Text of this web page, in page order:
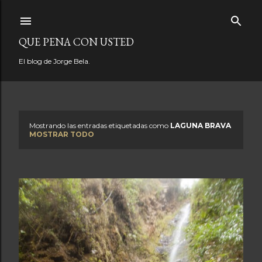
QUE PENA CON USTED
El blog de Jorge Bela.
t
r
a
d
Mostrando las entradas etiquetadas como LAGUNA BRAVA
MOSTRAR TODO